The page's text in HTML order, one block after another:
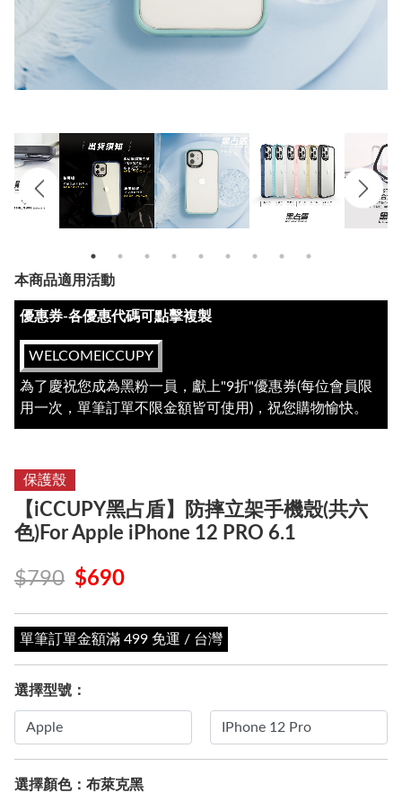
本商品適用活動
優惠券-各優惠代碼可點擊複製
WELCOMEICCUPY
為了慶祝您成為黑粉一員，獻上"9折"優惠券(每位會員限
用一次，單筆訂單不限金額皆可使用)，祝您購物愉快。
保護殼
【iCCUPY黑占盾】防摔立架手機殼(共六
色)For Apple iPhone 12 PRO 6.1
$790 $690
單筆訂單金額滿 499 免運 / 台灣
選擇型號：
選擇顏色： 布萊克黑